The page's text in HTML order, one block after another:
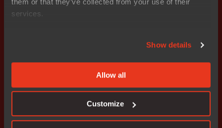
them or that they’ve collected from your use of their
services.
Show details
Allow all
Customize
Ändring av bolagsordning innebärande firmaändring
ändring av § 1 i bolagsordningen innebärande ändring
Principer för ersättning och andra anställningsvillkor för
ledande befattningshavare (punkt 15)